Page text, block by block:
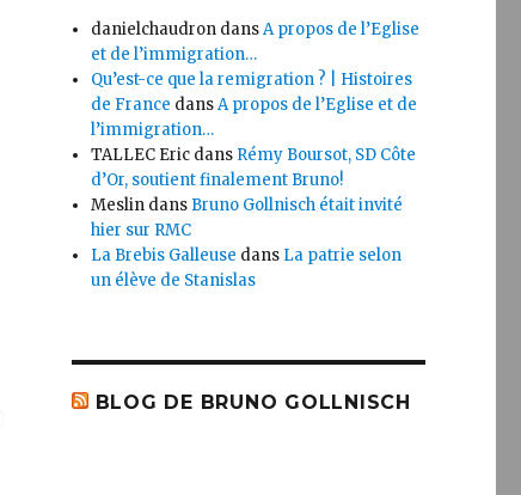
danielchaudron dansA propos de l’Eglise
et de l’immigration…
Qu’est-ce que la remigration ? | Histoires
de France dansA propos de l’Eglise et de
l’immigration…
TALLEC Eric dans Rémy Boursot, SD Côte
d’Or, soutient finalement Bruno!
Meslin dans Bruno Gollnisch était invité
hier sur RMC
La Brebis Galleuse dans La patrie selon
un élève de Stanislas
BLOG DE BRUNO GOLLNISCH